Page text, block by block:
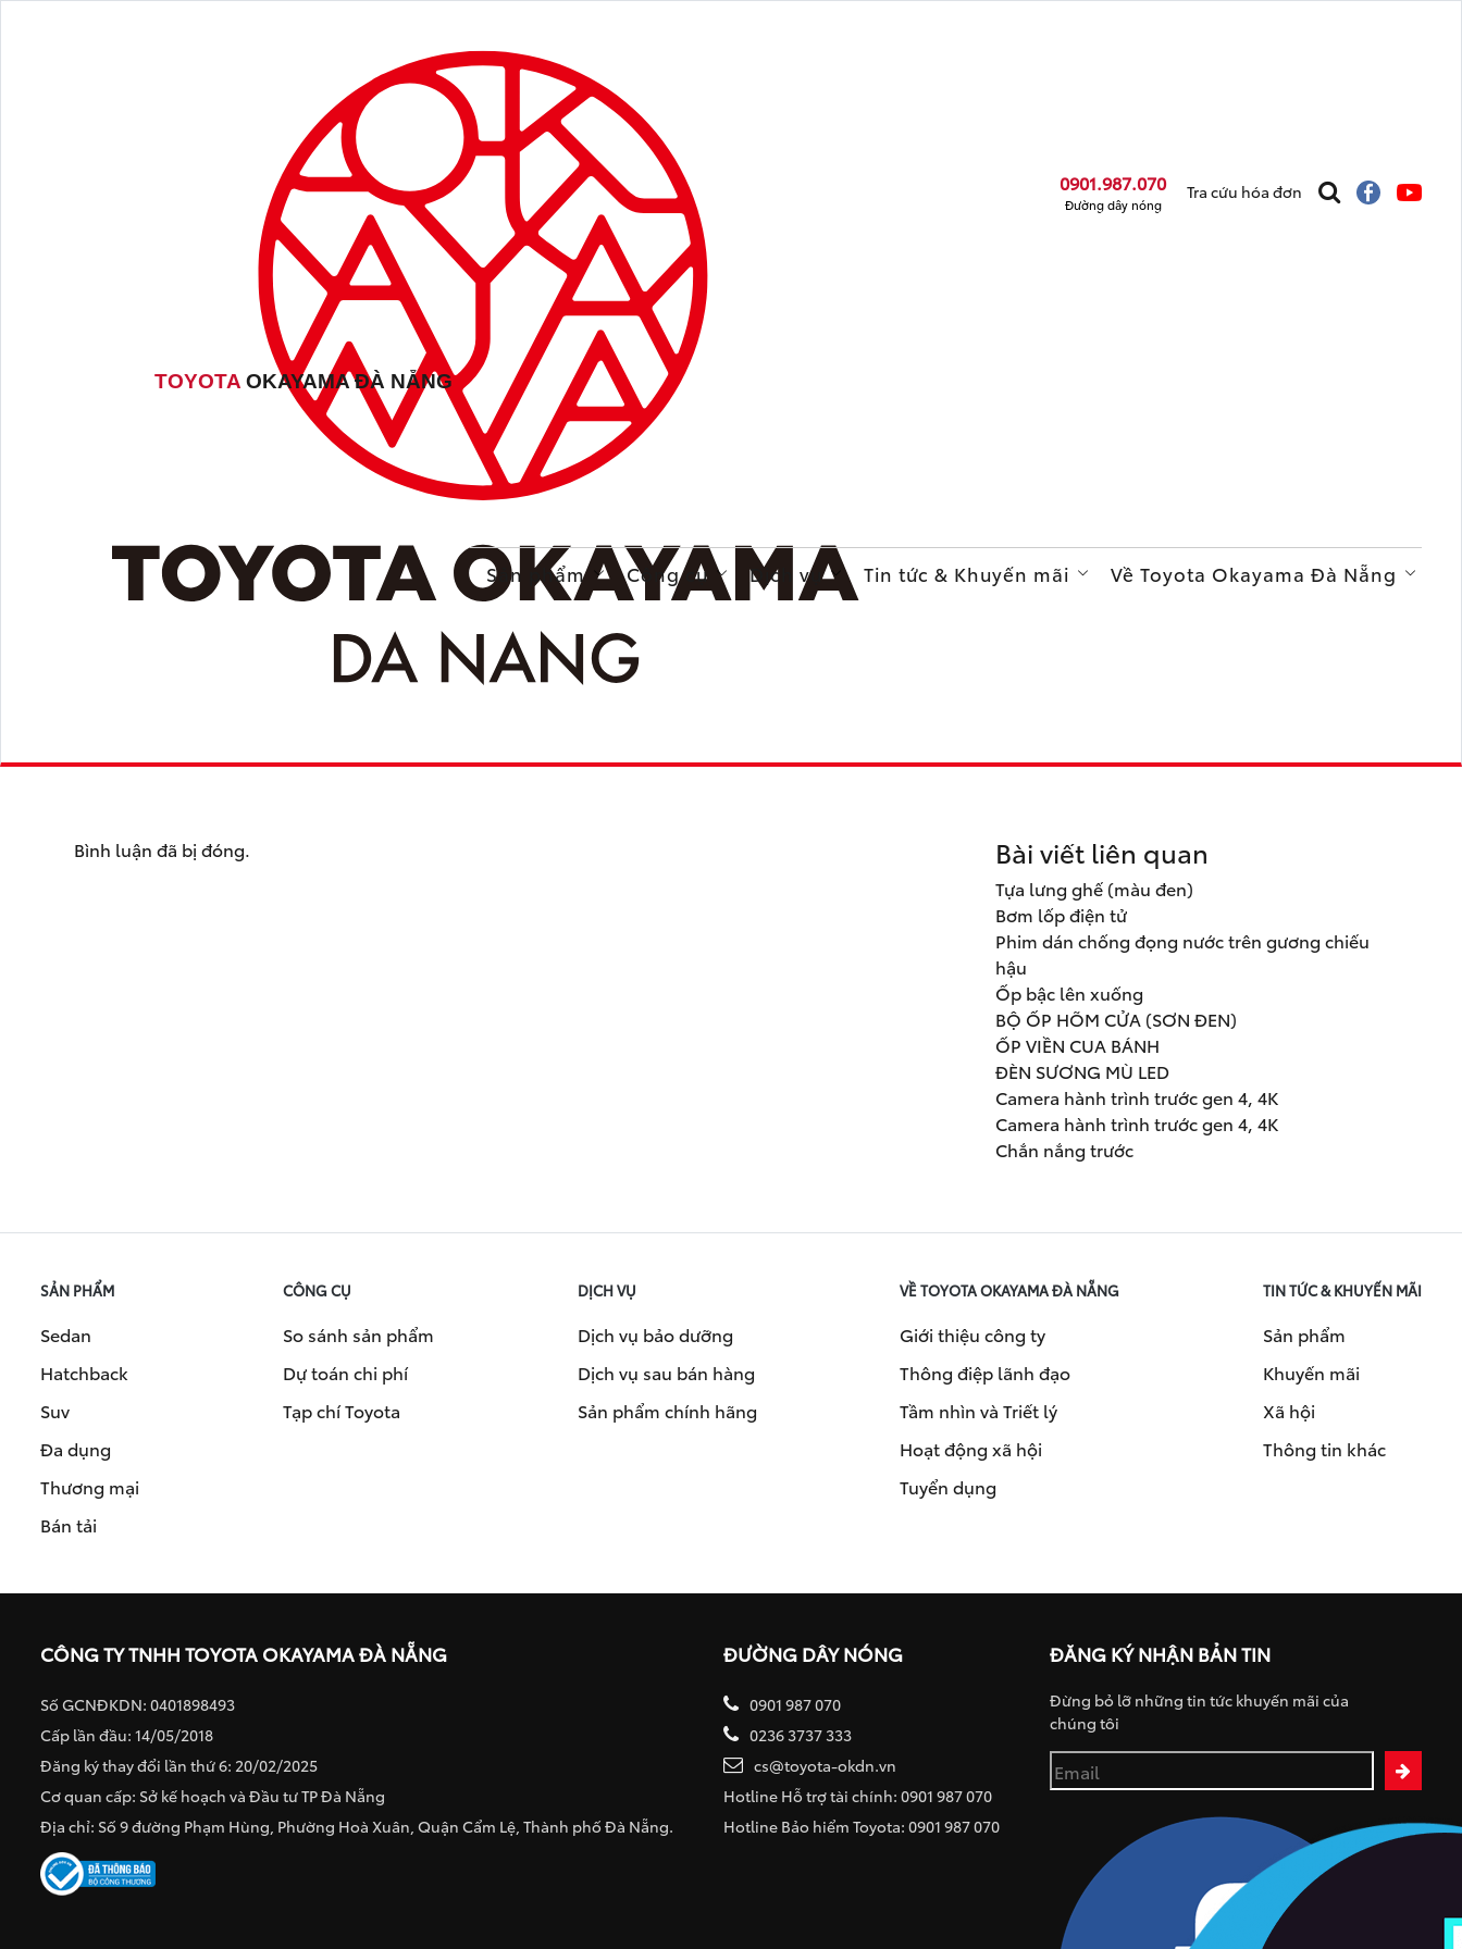
TOYOTA OKAYAMA ĐÀ NẴNG
0901.987.070
Đường dây nóng
Tra cứu hóa đơn
Sản phẩm Công cụ Dịch vụ Tin tức & Khuyến mãi Về Toyota Okayama Đà Nẵng
Bình luận đã bị đóng. Bài viết liên quan
Tựa lưng ghế (màu đen)
Bơm lốp điện tử
Phim dán chống đọng nước trên gương chiếu
hậu
Ốp bậc lên xuống
BỘ ỐP HÕM CỬA (SƠN ĐEN)
ỐP VIỀN CUA BÁNH
ĐÈN SƯƠNG MÙ LED
Camera hành trình trước gen 4, 4K
Camera hành trình trước gen 4, 4K
Chắn nắng trước
SẢN PHẨM
Sedan
Hatchback
Suv
Đa dụng
Thương mại
Bán tải
CÔNG CỤ
So sánh sản phẩm
Dự toán chi phí
Tạp chí Toyota
DỊCH VỤ
Dịch vụ bảo dưỡng
Dịch vụ sau bán hàng
Sản phẩm chính hãng
VỀ TOYOTA OKAYAMA ĐÀ NẴNG
Giới thiệu công ty
Thông điệp lãnh đạo
Tầm nhìn và Triết lý
Hoạt động xã hội
Tuyển dụng
TIN TỨC & KHUYẾN MÃI
Sản phẩm
Khuyến mãi
Xã hội
Thông tin khác
CÔNG TY TNHH TOYOTA OKAYAMA ĐÀ NẴNG
Số GCNĐKDN: 0401898493
Cấp lần đầu: 14/05/2018
Đăng ký thay đổi lần thứ 6: 20/02/2025
Cơ quan cấp: Sở kế hoạch và Đầu tư TP Đà Nẵng
Địa chỉ: Số 9 đường Phạm Hùng, Phường Hoà Xuân, Quận Cẩm Lệ, Thành phố Đà Nẵng.
ĐƯỜNG DÂY NÓNG
0901 987 070
0236 3737 333
cs@toyota-okdn.vn
Hotline Hỗ trợ tài chính: 0901 987 070
Hotline Bảo hiểm Toyota: 0901 987 070
ĐĂNG KÝ NHẬN BẢN TIN
Đừng bỏ lỡ những tin tức khuyến mãi của
chúng tôi